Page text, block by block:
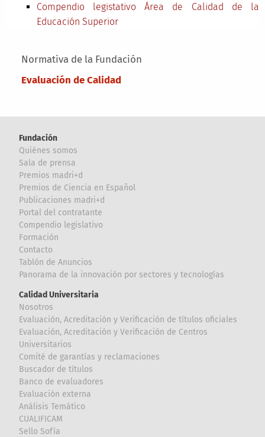
Main menu
Normativa de la Fundación
Evaluación de Calidad
Compendio legistativo Área de Calidad de la
Educación Superior
Fundación
Quiénes somos
Sala de prensa
Premios madri+d
Premios de Ciencia en Español
Publicaciones madri+d
Portal del contratante
Compendio legislativo
Formación
Contacto
Tablón de Anuncios
Panorama de la innovación por sectores y tecnologías
Calidad Universitaria
Nosotros
Evaluación, Acreditación y Verificación de títulos oficiales
Evaluación, Acreditación y Verificación de Centros
Universitarios
Comité de garantías y reclamaciones
Buscador de títulos
Banco de evaluadores
Evaluación externa
Análisis Temático
CUALIFICAM
Sello Sofía